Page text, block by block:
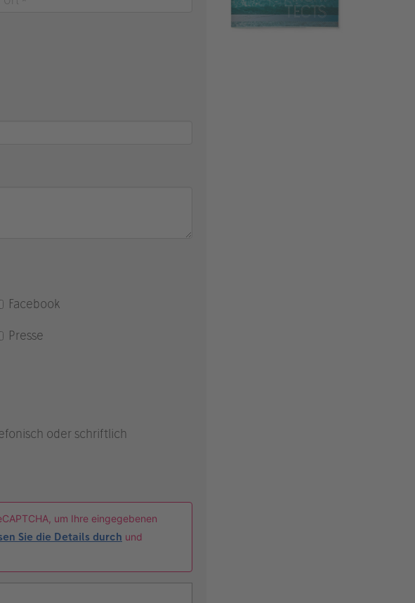
Facebook
Presse
oder schriftlich
um Ihre eingegebenen
Sie die Details durch und